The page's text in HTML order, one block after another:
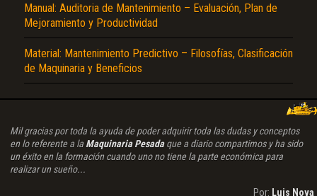
Manual: Auditoria de Mantenimiento – Evaluación, Plan de
Mejoramiento y Productividad
Material: Mantenimiento Predictivo – Filosofías, Clasificación
de Maquinaria y Beneficios
Mil gracias por toda la ayuda de poder adquirir toda las dudas y conceptos
en lo referente a la Maquinaria Pesadaque a diario compartimos y ha sido
un éxito en la formación cuando uno no tiene la parte económica para
realizar un sueño...
Por: Luis Nova